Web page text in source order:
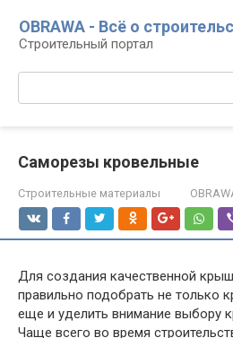
контенту
OBRAWA - Всё о
Строительный портал
Саморезы кровельные
Строительные материалы
Для создания качественной
правильно подобрать не только
еще и уделить внимание выбору
Чаще всего во время